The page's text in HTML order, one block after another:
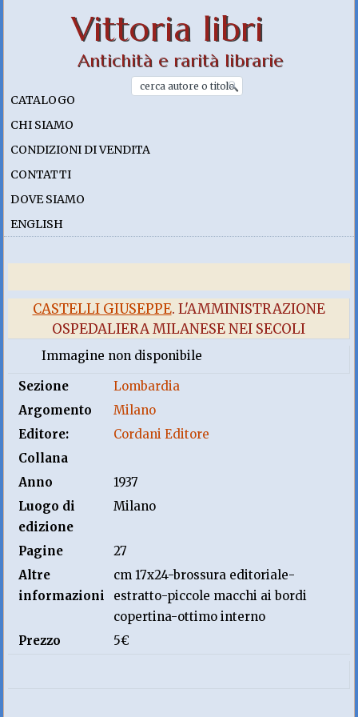
Vittoria libri
Antichità e rarità librarie
CATALOGO
CHI SIAMO
CONDIZIONI DI VENDITA
CONTATTI
DOVE SIAMO
ENGLISH
CASTELLI GIUSEPPE. L'AMMINISTRAZIONE
OSPEDALIERA MILANESE NEI SECOLI
Immagine non disponibile
Sezione
Lombardia
Argomento
Milano
Editore:
Cordani Editore
Collana
Anno
1937
Luogo di
edizione
Milano
Pagine
27
Altre
informazioni
cm 17x24-brossura editoriale-
estratto-piccole macchi ai bordi
copertina-ottimo interno
Prezzo
5€